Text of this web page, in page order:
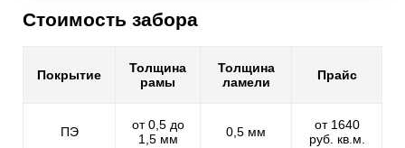
Стоимость забора
Покрытие
Толщина
рамы
Толщина
ламели
Прайс
ПЭ
от 0,5 до
1,5 мм
0,5 мм
от 1640
руб. кв.м.